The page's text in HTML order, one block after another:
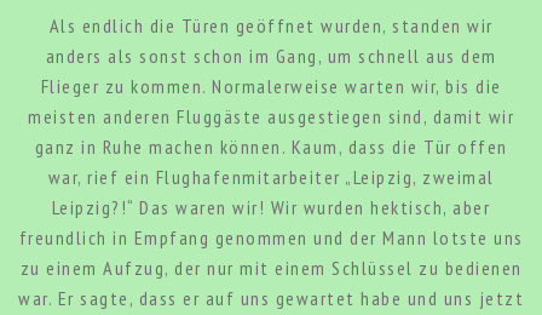
Als endlich die Türen geöffnet wurden, standen wir
anders als sonst schon im Gang, um schnell aus dem
Flieger zu kommen. Normalerweise warten wir, bis die
meisten anderen Fluggäste ausgestiegen sind, damit wir
ganz in Ruhe machen können. Kaum, dass die Tür offen
war, rief ein Flughafenmitarbeiter „Leipzig, zweimal
Leipzig?!“ Das waren wir! Wir wurden hektisch, aber
freundlich in Empfang genommen und der Mann lotste uns
zu einem Aufzug, der nur mit einem Schlüssel zu bedienen
war. Er sagte, dass er auf uns gewartet habe und uns jetzt